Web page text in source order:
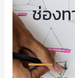
ช่อง